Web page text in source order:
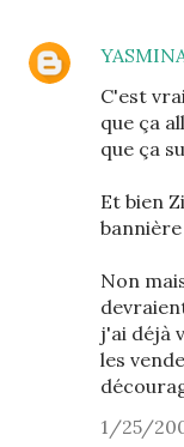
C'est
que ça
que ça
Et bien
Non
j'ai déjà
les
1/25/